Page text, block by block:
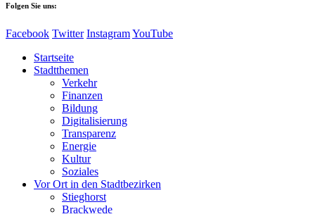
Folgen Sie uns:
Facebook Twitter InstagramYouTube
Startseite
Stadtthemen
Verkehr
Finanzen
Bildung
Digitalisierung
Transparenz
Energie
Kultur
Soziales
Vor Ort in den Stadtbezirken
Stieghorst
Brackwede